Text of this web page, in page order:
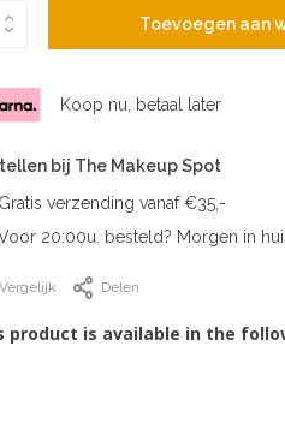
Toevoegen aan
Koop nu, betaal later
bij The Makeup Spot
Gratis verzending vanaf €35,-
20:00u. besteld? Morgen in
Vergelijk Delen
product is available in the